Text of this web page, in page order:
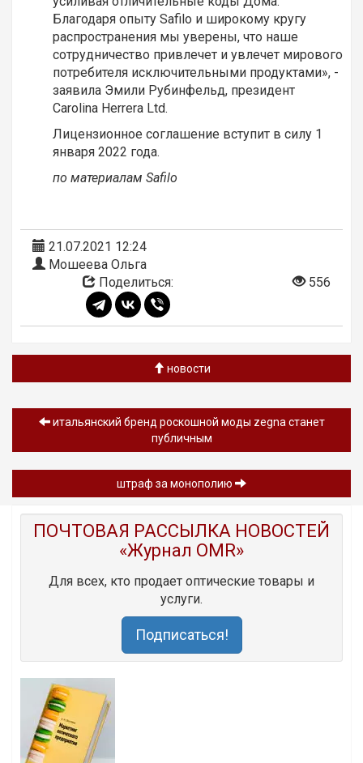
Благодаря опыту Safilo и широкому кругу
распространения мы уверены, что наше
сотрудничество привлечет и увлечет мирового
потребителя исключительными продуктами», -
заявила Эмили Рубинфельд, президент
Carolina Herrera Ltd.
Лицензионное соглашение вступит в силу 1
января 2022 года.
по материалам Safilo
21.07.2021 12:24
Мошеева Ольга
Поделиться:
556
новости
итальянский бренд роскошной моды zegna станет
публичным
штраф за монополию
ПОЧТОВАЯ РАССЫЛКА НОВОСТЕЙ
«Журнал OMR»
Для всех, кто продает оптические товары и
услуги.
Подписаться!